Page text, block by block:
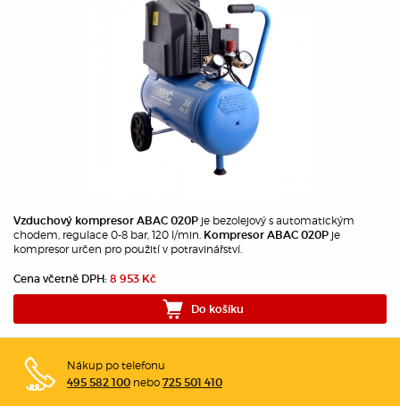
Vzduchový kompresor ABAC 020P je bezolejový s automatickým
chodem, regulace 0-8 bar, 120 l/min.
Kompresor ABAC 020P je
kompresor určen pro použití v potravinářství.
Cena včetně DPH: 8 953 Kč
Do košíku
Nákup po telefonu
495 582 100 nebo 725 501 410